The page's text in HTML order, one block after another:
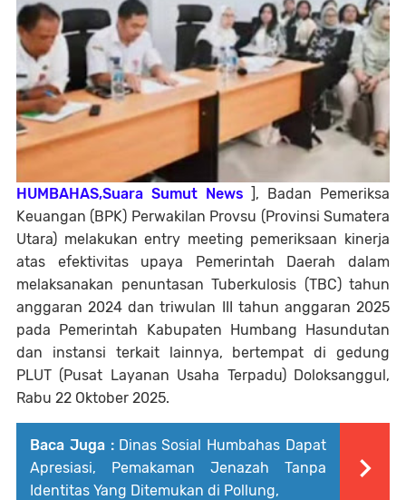
HUMBAHAS,Suara Sumut News ], Badan Pemeriksa
Keuangan (BPK) Perwakilan Provsu (Provinsi Sumatera
Utara) melakukan entry meeting pemeriksaan kinerja
atas efektivitas upaya Pemerintah Daerah dalam
melaksanakan penuntasan Tuberkulosis (TBC) tahun
anggaran 2024 dan triwulan III tahun anggaran 2025
pada Pemerintah Kabupaten Humbang Hasundutan
dan instansi terkait lainnya, bertempat di gedung
PLUT (Pusat Layanan Usaha Terpadu) Doloksanggul,
Rabu 22 Oktober 2025.
Baca Juga : Dinas Sosial Humbahas Dapat
Apresiasi, Pemakaman Jenazah Tanpa
Identitas Yang Ditemukan di Pollung,